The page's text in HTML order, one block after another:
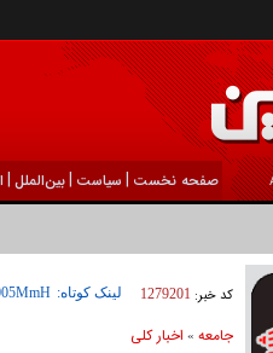
صفحه نخست | سیاست |بين‌الملل |
کد خبر: 1279201 لینک کوتاه:
جامعه» اخبار كلی